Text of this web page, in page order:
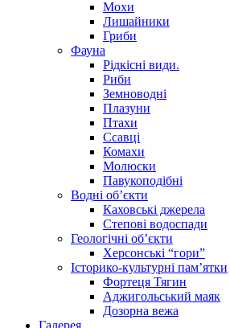
Мохи
Лишайники
Гриби
Фауна
Рідкісні види.
Риби
Земноводні
Плазуни
Птахи
Ссавці
Комахи
Молюски
Павукоподібні
Водні об’єкти
Каховські джерела
Степові водоспади
Геологічні об’єкти
Херсонські “гори”
Історико-культурні пам’ятки
Фортеця Тягин
Аджигольський маяк
Дозорна вежа
Галерея